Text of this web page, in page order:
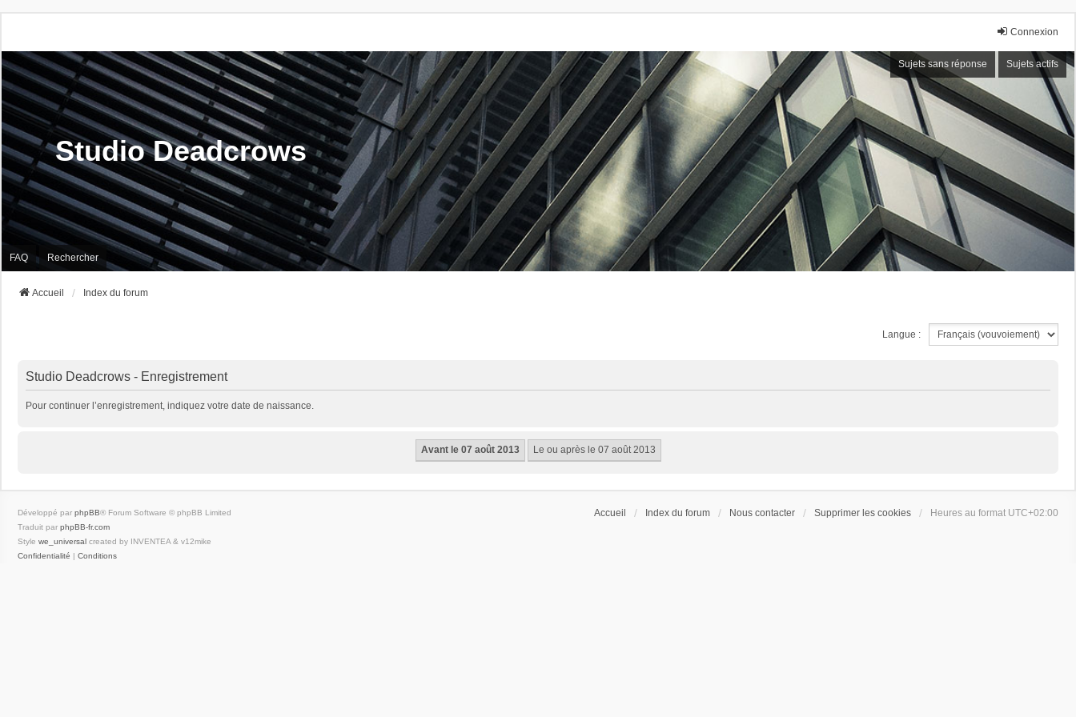
Connexion
Sujets sans réponse Sujets actifs
Studio Deadcrows
FAQ Rechercher
Accueil Index du forum
Langue :
Studio Deadcrows - Enregistrement
Pour continuer l’enregistrement, indiquez votre date de naissance.
Accueil Index du forum Nous contacter Supprimer les cookies Heures au format UTC+02:00
Développé par phpBB® Forum Software © phpBB Limited
Traduit par phpBB-fr.com
Style we_universal created by INVENTEA & v12mike
Confidentialité | Conditions